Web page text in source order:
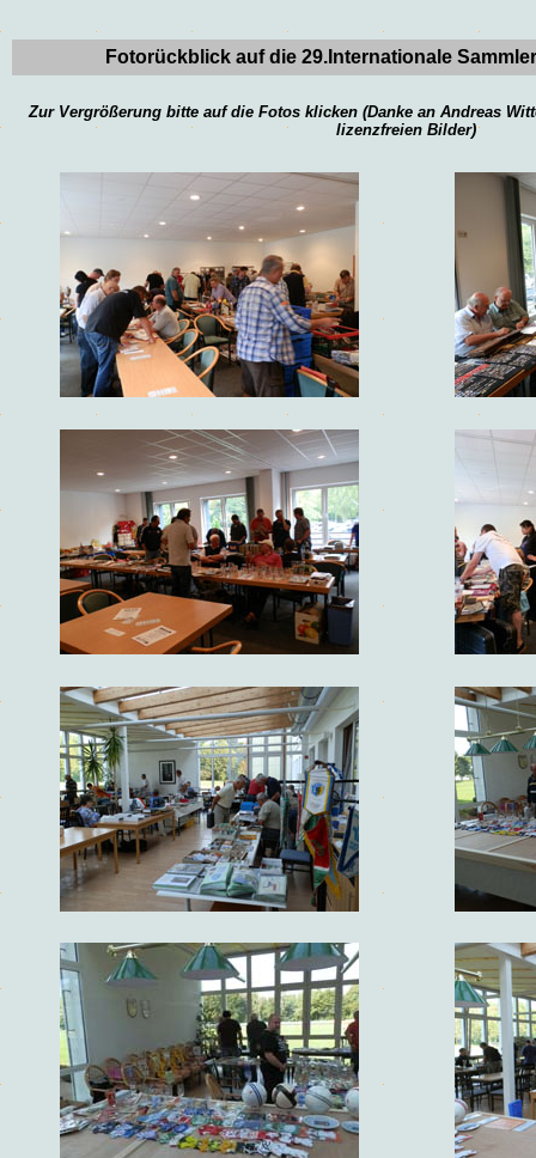
Fotorückblick auf die 29.Internationale
Zur Vergrößerung bitte auf die Fotos klicken (Danke an Andreas
lizenzfreien Bilder)